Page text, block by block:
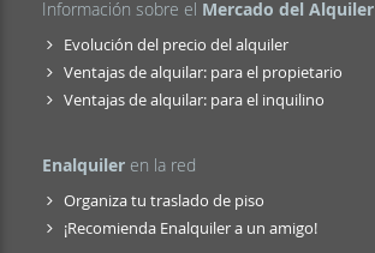
Información sobre el Mercado del Alquiler
Evolución del precio del alquiler
Ventajas de alquilar: para el propietario
Ventajas de alquilar: para el inquilino
Enalquiler en la red
Organiza tu traslado de piso
¡Recomienda Enalquiler a un amigo!